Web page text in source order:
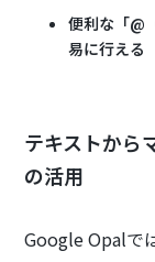
便利な「@
易に行える
テキストから
の活用
Google Opalで